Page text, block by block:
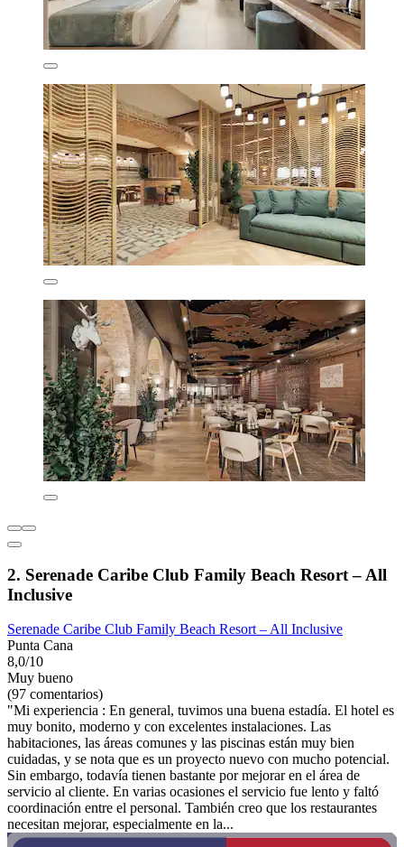
2. Serenade Caribe Club Family Beach Resort – All
Inclusive
Serenade Caribe Club Family Beach Resort – All Inclusive
Punta Cana
8,0/10
Muy bueno
(97 comentarios)
"Mi experiencia : En general, tuvimos una buena estadía. El hotel es
muy bonito, moderno y con excelentes instalaciones. Las
habitaciones, las áreas comunes y las piscinas están muy bien
cuidadas, y se nota que es un proyecto nuevo con mucho potencial.
Sin embargo, todavía tienen bastante por mejorar en el área de
servicio al cliente. En varias ocasiones el servicio fue lento y faltó
coordinación entre el personal. También creo que los restaurantes
necesitan mejorar, especialmente en la...